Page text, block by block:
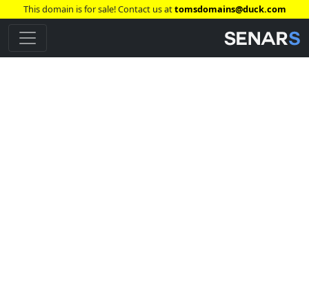
This domain is for sale! Contact us attomsdomains@duck.com